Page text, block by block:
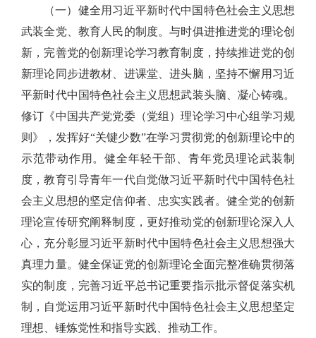
（一）健全用习近平新时代中国特色社会主义思想
武装全党、教育人民的制度。与时俱进推进党的理论创
新，完善党的创新理论学习教育制度，持续推进党的创
新理论同步进教材、进课堂、进头脑，坚持不懈用习近
平新时代中国特色社会主义思想武装头脑、凝心铸魂。
修订《中国共产党党委（党组）理论学习中心组学习规
则》，发挥好“关键少数”在学习贯彻党的创新理论中的
示范带动作用。健全年轻干部、青年党员理论武装制
度，教育引导青年一代自觉做习近平新时代中国特色社
会主义思想的坚定信仰者、忠实实践者。健全党的创新
理论宣传研究阐释制度，更好推动党的创新理论深入人
心，充分彰显习近平新时代中国特色社会主义思想强大
真理力量。健全保证党的创新理论全面完整准确贯彻落
实的制度，完善习近平总书记重要指示批示督促落实机
制，自觉运用习近平新时代中国特色社会主义思想坚定
理想、锤炼党性和指导实践、推动工作。